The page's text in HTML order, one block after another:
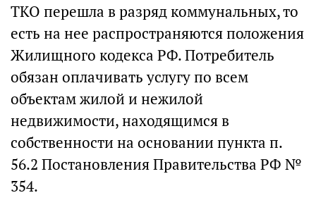
ТКО перешла в разряд коммунальных, то
есть на нее распространяются положения
Жилищного кодекса РФ. Потребитель
обязан оплачивать услугу по всем
объектам жилой и нежилой
недвижимости, находящимся в
собственности на основании пункта п.
56.2 Постановления Правительства РФ №
354.